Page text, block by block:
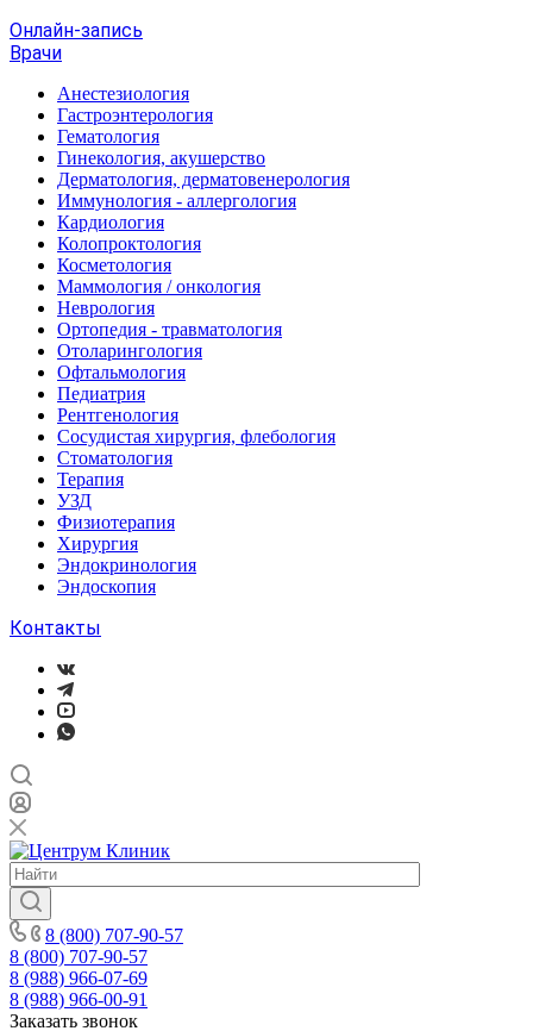
Онлайн-запись
Врачи
Анестезиология
Гастроэнтерология
Гематология
Гинекология, акушерство
Дерматология, дерматовенерология
Иммунология - аллергология
Кардиология
Колопроктология
Косметология
Маммология / онкология
Неврология
Ортопедия - травматология
Отоларингология
Офтальмология
Педиатрия
Рентгенология
Сосудистая хирургия, флебология
Стоматология
Терапия
УЗД
Физиотерапия
Хирургия
Эндокринология
Эндоскопия
Контакты
8 (800) 707-90-57
8 (800) 707-90-57
8 (988) 966-07-69
8 (988) 966-00-91
Заказать звонок